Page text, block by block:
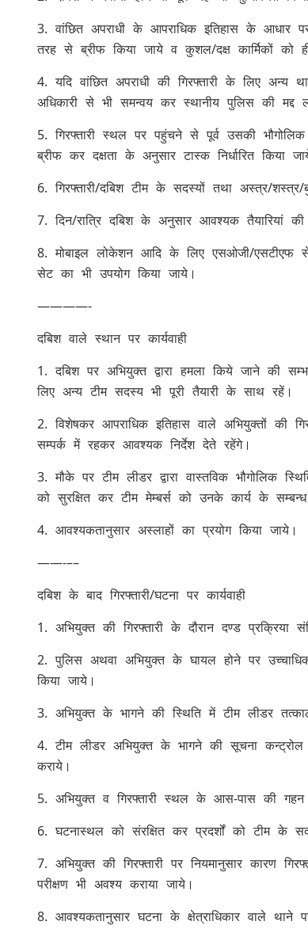
3. वांछित अपराधी के आपराधिक इतिहास के आधार
तरह से ब्रीफ किया जाये व कुशल/दक्ष कार्मिकों को
4. यदि वांछित अपराधी की गिरफ्तारी के लिए अन्य
अधिकारी से भी समन्वय कर स्थानीय पुलिस की मद्द
5. गिरफ्तारी स्थल पर पहुंचने से पूर्व उसकी
ब्रीफ कर दक्षता के अनुसार टास्क निर्धारित किया
6. गिरफ्तारी/दबिश टीम के सदस्यों तथा अस्त्र/
7. दिन/रात्रि दबिश के अनुसार आवश्यक तैयारियां की
8. मोबाइल लोकेशन आदि के लिए एसओजी/एसटीएफ
सेट का भी उपयोग किया जाये।
————-
दबिश वाले स्थान पर कार्यवाही
1. दबिश पर अभियुक्त द्वारा हमला किये जाने की
लिए अन्य टीम सदस्य भी पूरी तैयारी के साथ रहें।
2. विशेषकर आपराधिक इतिहास वाले अभियुक्तों की
सम्पर्क में रहकर आवश्यक निर्देश देते रहेंगे।
3. मौके पर टीम लीडर द्वारा वास्तविक
को सुरक्षित कर टीम मेम्बर्स को उनके कार्य के
4. आवश्यकतानुसार अस्लाहों का प्रयोग किया जाये।
——-––
दबिश के बाद गिरफ्तारी/घटना पर कार्यवाही
1. अभियुक्त की गिरफ्तारी के दौरान दण्ड प्रक्रिया
2. पुलिस अथवा अभियुक्त के घायल होने पर
किया जाये।
3. अभियुक्त के भागने की स्थिति में टीम लीडर
4. टीम लीडर अभियुक्त के भागने की सूचना
कराये।
5. अभियुक्त व गिरफ्तारी स्थल के आस-पास की गहन
6. घटनास्थल को संरक्षित कर प्रदर्शों को टीम के
7. अभियुक्त की गिरफ्तारी पर नियमानुसार कारण
परीक्षण भी अवश्य कराया जाये।
8. आवश्यकतानुसार घटना के क्षेत्राधिकार वाले थाने